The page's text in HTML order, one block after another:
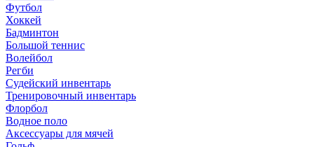
Футбол
Хоккей
Бадминтон
Большой теннис
Волейбол
Регби
Судейский инвентарь
Тренировочный инвентарь
Флорбол
Водное поло
Аксессуары для мячей